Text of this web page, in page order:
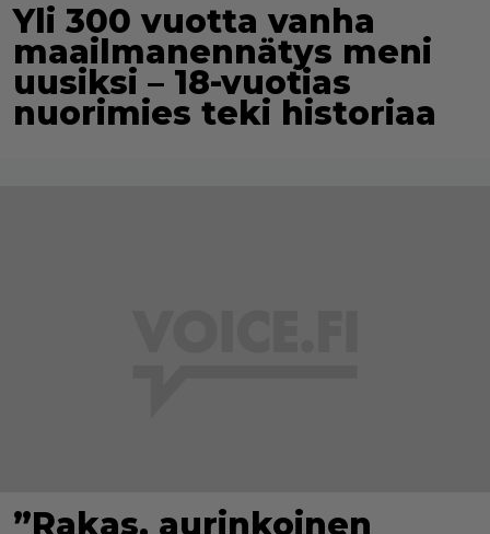
Yli 300 vuotta vanha
maailmanennätys meni
uusiksi – 18-vuotias
nuorimies teki historiaa
”Rakas, aurinkoinen